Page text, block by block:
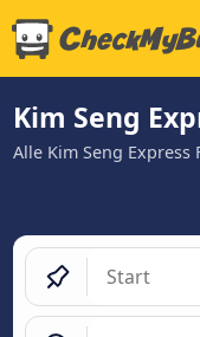
Kim Seng
Alle Kim Seng